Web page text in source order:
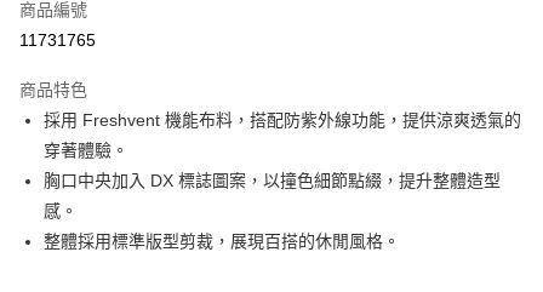
超商取貨付款
Apple Pay
運送方式
全家取貨付款<未取貨列黑名單/不支援離島取退>
每筆NT$60，滿NT$990(含以上)免運費
商品編號
11731765
商品特色
採用 Freshvent 機能布料，搭配防紫外線功能，提供涼爽透氣的
穿著體驗。
胸口中央加入 DX 標誌圖案，以撞色細節點綴，提升整體造型
感。
整體採用標準版型剪裁，展現百搭的休閒風格。